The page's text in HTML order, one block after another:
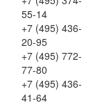
55-14
+7 (495) 436-
20-95
+7 (495) 772-
77-80
+7 (495) 436-
41-64